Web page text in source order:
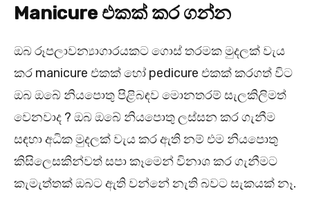
Manicure එකක් කර ගන්න
ඔබ රූපලාවන්‍යාගාරයකට ගොස් තරමක මුදලක් වැය
කර manicure එකක් හෝ pedicure එකක් කරගත් විට
ඔබ ඔබේ නියපොතු පිළිබඳව මොනතරම් සැලකිලිමත්
වෙනවාද ? ඔබ ඔබේ නියපොතු ලස්සන කර ගැනීම
සඳහා අධික මුදලක් වැය කර ඇති නම් එම නියපොතු
කිසිලෙසකින්වත් සපා කෑමෙන් විනාශ කර ගැනීමට
කැමැත්තක් ඔබට ඇති වන්නේ නැති බවට සැකයක් නෑ.